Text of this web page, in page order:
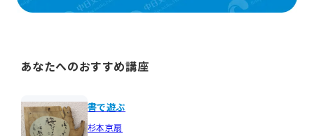
あなたへのおすすめ講座
書で遊ぶ
杉本京扇